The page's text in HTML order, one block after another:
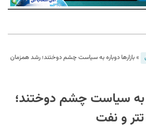
»بازارها دوباره به سیاست چشم دوختند؛ رشد همزمان
به سیاست چشم دوختند؛
و نفت